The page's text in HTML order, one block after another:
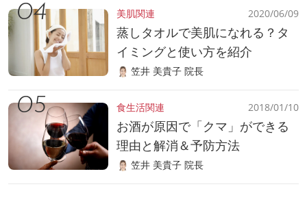
美肌関連 2020/06/09
蒸しタオルで美肌になれる？タ
イミングと使い方を紹介
笠井 美貴子 院長
食生活関連 2018/01/10
お酒が原因で「クマ」ができる
理由と解消＆予防方法
笠井 美貴子 院長